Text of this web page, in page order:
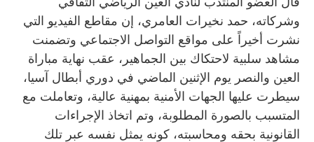
وشركاته، حمد نخيرات العامري، إن مقاطع الفيديو التي
نشرت أخيراً على مواقع التواصل الاجتماعي وتضمنت
مشاهد سلبية لاحتكاك بين الجماهير، عقب نهاية مباراة
العين والنصر يوم الإثنين الماضي في دوري أبطال آسيا،
سيطرت عليها الجهات الأمنية بمهنية عالية، وتعاملت مع
المتسبب بالصورة المطلوبة، وتم اتخاذ الإجراءات
القانونية بحقه ومحاسبته، كونه يمثل نفسه عبر تلك